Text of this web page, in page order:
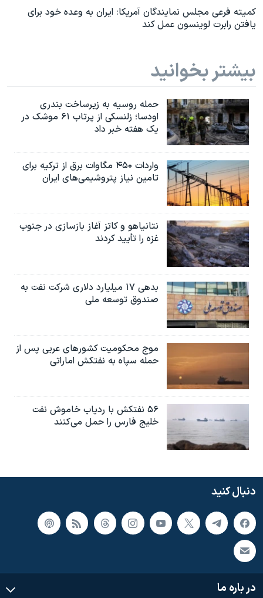
کمیته فرعی مجلس نمایندگان آمریکا: ایران به وعده خود برای
یافتن رابرت لوینسون عمل کند
بیشتر بخوانید
حمله روسیه به زیرساخت بندری
اودسا؛ زلنسکی از پرتاب ۶۱ موشک در
یک هفته خبر داد
واردات ۴۵۰ مگاوات برق از ترکیه برای
تامین نیاز پتروشیمی‌های ایران
نتانیاهو و کاتز آغاز بازسازی در جنوب
غزه را تأیید کردند
بدهی ۱۷ میلیارد دلاری شرکت نفت به
صندوق توسعه ملی
موج محکومیت کشورهای عربی پس از
حمله سپاه به نفتکش اماراتی
۵۶ نفتکش با ردیاب خاموش نفت
خلیج فارس را حمل می‌کنند
دنبال کنید
در باره ما